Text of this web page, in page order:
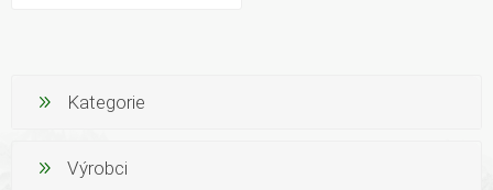
Kategorie
Výrobci